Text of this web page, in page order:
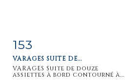
Item detail
153
VARAGES SUITE DE...
VARAGES Suite de douze
assiettes à bord contourné à...